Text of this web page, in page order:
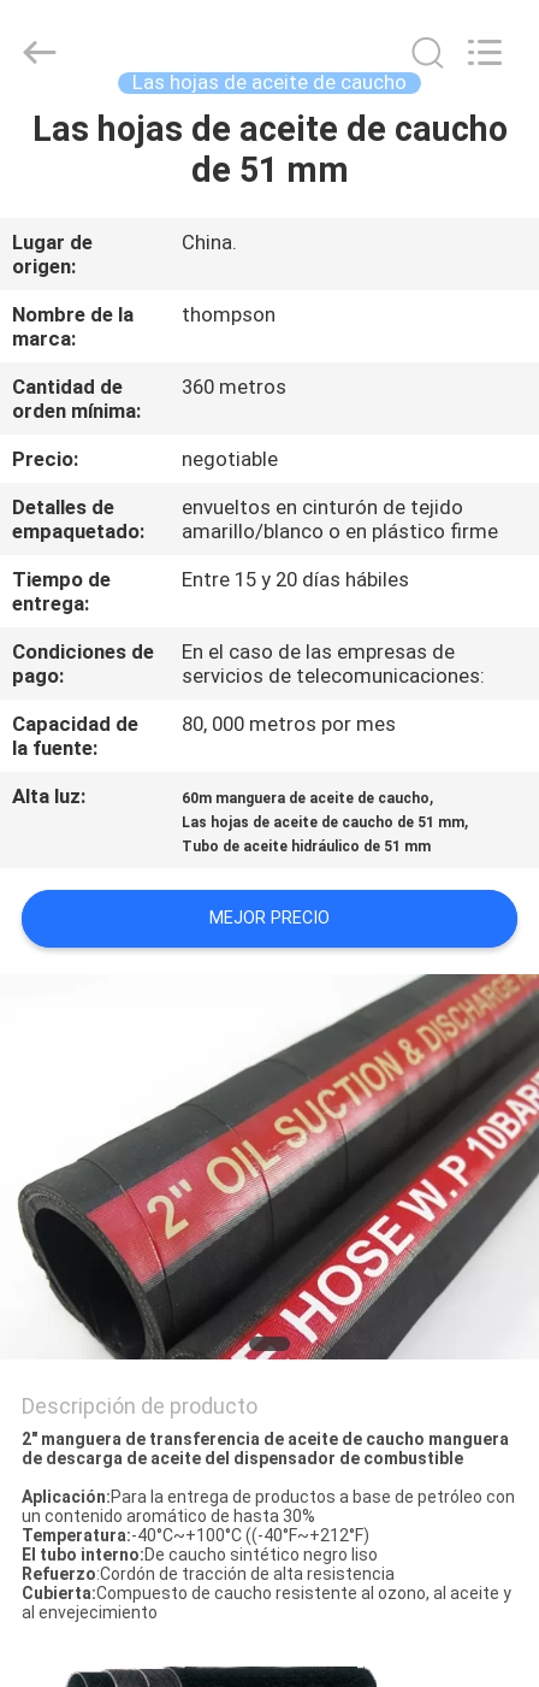
HOGAR
SOBRE
NOSOTROS
VIAJE
DE
FÁBRICA
CONTROL
DE
CALIDAD
ÉNTRENOS
EN
CON
NOTICIAS
MAPA
DEL
SITIO
PRIVACY
POLICY
Supplier.
Copyright
Chenbo
Co.,
Ltd.
All
Developed
ECER
Las hojas de aceite de caucho
Las hojas de aceite de caucho
de 51 mm
Lugar de
origen:
China.
Nombre de la
marca:
thompson
Cantidad de
orden mínima:
360 metros
Precio:
negotiable
Detalles de
empaquetado:
envueltos en cinturón de tejido
amarillo/blanco o en plástico firme
Tiempo de
entrega:
Entre 15 y 20 días hábiles
Condiciones de
pago:
En el caso de las empresas de
servicios de telecomunicaciones:
Capacidad de
la fuente:
80, 000 metros por mes
Alta luz: 60m manguera de aceite de caucho,
Las hojas de aceite de caucho de 51 mm,
Tubo de aceite hidráulico de 51 mm
MEJOR PRECIO
Descripción de producto
2" manguera de transferencia de aceite de caucho manguera
de descarga de aceite del dispensador de combustible
Aplicación:Para la entrega de productos a base de petróleo con
un contenido aromático de hasta 30%
Temperatura:-40°C~+100°C ((-40°F~+212°F)
El tubo interno:De caucho sintético negro liso
Refuerzo:Cordón de tracción de alta resistencia
Cubierta:Compuesto de caucho resistente al ozono, al aceite y
al envejecimiento